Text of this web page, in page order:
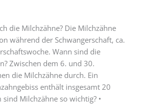
die Milchzähne? Die Milchzähne
während der Schwangerschaft, ca.
Wann sind die
Zwischen dem 6. und 30.
die Milchzähne durch. Ein
enthält insgesamt 20
Milchzähne so wichtig? •